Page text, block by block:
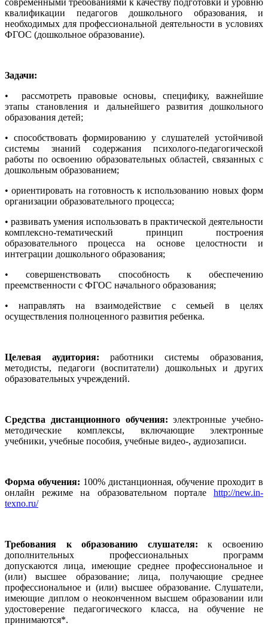
современными требованиями к качеству подготовки и уровню
квалификации педагогов дошкольного образования, и
необходимых для профессиональной деятельности в условиях
ФГОС (дошкольное образование).
Задачи:
• рассмотреть правовые основы, специфику, важнейшие
этапы становления и дальнейшего развития дошкольного
образования детей;
• способствовать формированию у слушателей устойчивой
системы знаний содержания психолого-педагогической
работы по освоению образовательных областей, связанных с
дошкольным образованием;
• ориентировать на готовность к использованию новых форм
организации образовательного процесса;
• развивать умения использовать в практической деятельности
комплексно-тематический принцип построения
образовательного процесса на основе целостности и
интеграции дошкольного образования;
• совершенствовать способность к обеспечению
преемственности с ФГОС начального образования;
• направлять на взаимодействие с семьей в целях
осуществления полноценного развития ребенка.
Целевая аудитория: работники системы образования,
методисты, педагоги (воспитатели) дошкольных и других
образовательных учреждений.
Средства дистанционного обучения: электронные учебно-
методические комплексы, включающие электронные
учебники, учебные пособия, учебные видео-, аудиозаписи.
Форма обучения: 100% дистанционная, обучение проходит в
онлайн режиме на образовательном портале http://new.in-
texno.ru/
Требования к образованию слушателя: к освоению
дополнительных профессиональных программ
допускаются лица, имеющие среднее профессиональное и
(или) высшее образование; лица, получающие среднее
профессиональное и (или) высшее образование. Слушатели,
имеющие диплом о неоконченном высшем образовании или
удостоверение педагогического класса, на обучение не
принимаются*.